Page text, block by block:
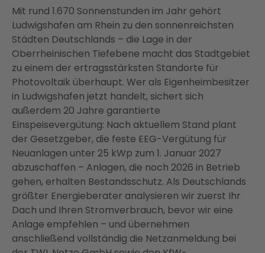
besonders lohnt
Was kostet eine PV-Anlage in Ludwigshafen?
Einspeisevergütung 2026 – und warum Sie jetzt
handeln sollten
Mehr aus Ihrer PV-Anlage herausholen: Das
vernetzte Energiesystem
Photovoltaik in Ludwigshafen: Dacheignung,
Genehmigung und Netzanmeldung
So funktioniert Ihr PV-Projekt mit Enter
Fazit: Jetzt ist der richtige Zeitpunkt für
Photovoltaik in Ludwigshafen
FAQ
Mit rund 1.670 Sonnenstunden im Jahr gehört
Ludwigshafen am Rhein zu den sonnenreichsten
Städten Deutschlands – die Lage in der
Oberrheinischen Tiefebene macht das Stadtgebiet
zu einem der ertragsstärksten Standorte für
Photovoltaik überhaupt. Wer als Eigenheimbesitzer
in Ludwigshafen jetzt handelt, sichert sich
außerdem 20 Jahre garantierte
Einspeisevergütung: Nach aktuellem Stand plant
der Gesetzgeber, die feste EEG-Vergütung für
Neuanlagen unter 25 kWp zum 1. Januar 2027
abzuschaffen – Anlagen, die noch 2026 in Betrieb
gehen, erhalten Bestandsschutz. Als Deutschlands
größter Energieberater analysieren wir zuerst Ihr
Dach und Ihren Stromverbrauch, bevor wir eine
Anlage empfehlen – und übernehmen
anschließend vollständig die Netzanmeldung bei